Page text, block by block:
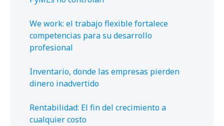
We work: el trabajo flexible fortalece
competencias para su desarrollo
profesional
Inventario, donde las empresas pierden
dinero inadvertido
Rentabilidad: El fin del crecimiento a
cualquier costo